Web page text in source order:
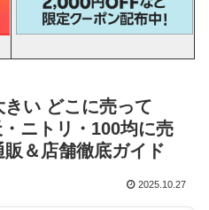
い どこに売って
ニトリ・100均に売
＆店舗徹底ガイド
2025.10.27